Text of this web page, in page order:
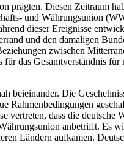
prägten. Diesen Zeitraum
und Währungsunion
dieser Ereignisse
und den damaligen
zwischen
das Gesamtverständnis für
beieinander. Die
Rahmenbedingungen
vertreten, dass die deutsche
anbetrifft. Es
Ländern aufkamen.